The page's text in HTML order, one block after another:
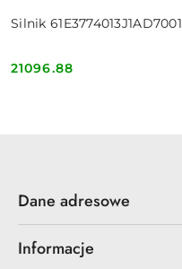
Silnik 61E3774013J1AD7001
Cena:
21096.88
Dane adresowe
Informacje